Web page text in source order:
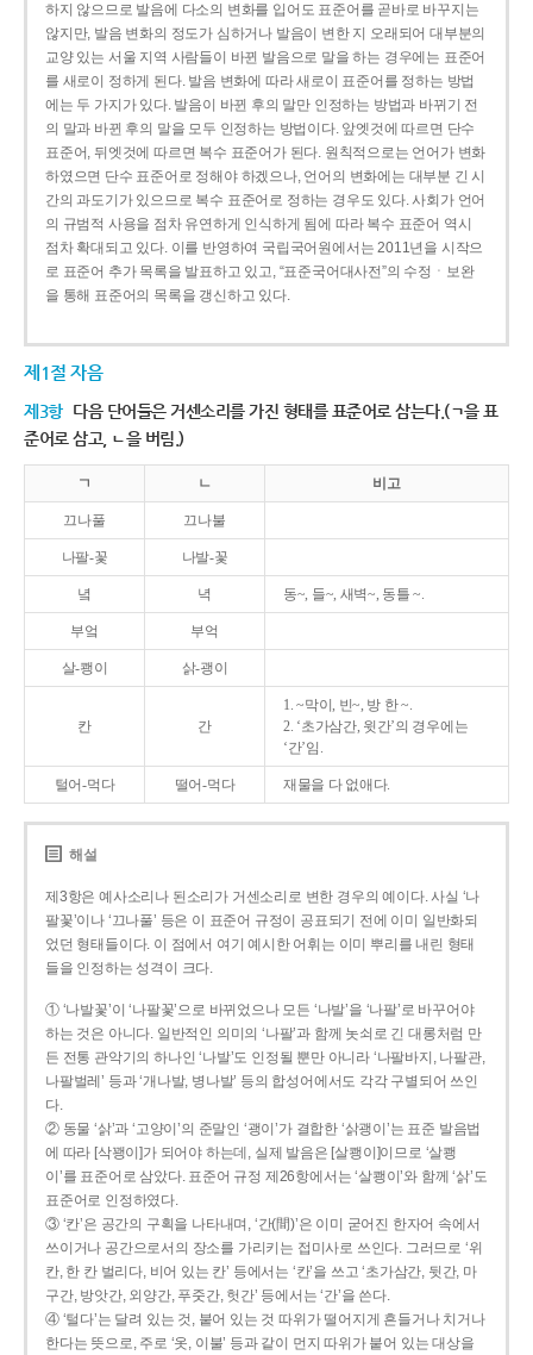
하지 않으므로 발음에 다소의 변화를 입어도 표준어를 곧바로 바꾸지는
않지만, 발음 변화의 정도가 심하거나 발음이 변한 지 오래되어 대부분의
교양 있는 서울 지역 사람들이 바뀐 발음으로 말을 하는 경우에는 표준어
를 새로이 정하게 된다. 발음 변화에 따라 새로이 표준어를 정하는 방법
에는 두 가지가 있다. 발음이 바뀐 후의 말만 인정하는 방법과 바뀌기 전
의 말과 바뀐 후의 말을 모두 인정하는 방법이다. 앞엣것에 따르면 단수
표준어, 뒤엣것에 따르면 복수 표준어가 된다. 원칙적으로는 언어가 변화
하였으면 단수 표준어로 정해야 하겠으나, 언어의 변화에는 대부분 긴 시
간의 과도기가 있으므로 복수 표준어로 정하는 경우도 있다. 사회가 언어
의 규범적 사용을 점차 유연하게 인식하게 됨에 따라 복수 표준어 역시
점차 확대되고 있다. 이를 반영하여 국립국어원에서는 2011년을 시작으
로 표준어 추가 목록을 발표하고 있고, “표준국어대사전”의 수정ㆍ보완
을 통해 표준어의 목록을 갱신하고 있다.
제1절 자음
제3항 다음 단어들은 거센소리를 가진 형태를 표준어로 삼는다.(ㄱ을 표
준어로 삼고, ㄴ을 버림.)
ㄱ ㄴ 비고
끄나풀 끄나불
나팔-꽃 나발-꽃
녘 녁 동~, 들~, 새벽~, 동틀 ~.
부엌 부억
살-쾡이 삵-괭이
칸 간
1. ~막이, 빈~, 방 한 ~.
2. ‘초가삼간, 윗간’의 경우에는
‘간’임.
털어-먹다 떨어-먹다 재물을 다 없애다.
해설
제3항은 예사소리나 된소리가 거센소리로 변한 경우의 예이다. 사실 ‘나
팔꽃’이나 ‘끄나풀’ 등은 이 표준어 규정이 공표되기 전에 이미 일반화되
었던 형태들이다. 이 점에서 여기 예시한 어휘는 이미 뿌리를 내린 형태
들을 인정하는 성격이 크다.
① ‘나발꽃’이 ‘나팔꽃’으로 바뀌었으나 모든 ‘나발’을 ‘나팔’로 바꾸어야
하는 것은 아니다. 일반적인 의미의 ‘나팔’과 함께 놋쇠로 긴 대롱처럼 만
든 전통 관악기의 하나인 ‘나발’도 인정될 뿐만 아니라 ‘나팔바지, 나팔관,
나팔벌레’ 등과 ‘개나발, 병나발’ 등의 합성어에서도 각각 구별되어 쓰인
다.
② 동물 ‘삵’과 ‘고양이’의 준말인 ‘괭이’가 결합한 ‘삵괭이’는 표준 발음법
에 따라 [삭꽹이]가 되어야 하는데, 실제 발음은 [살쾡이]이므로 ‘살쾡
이’를 표준어로 삼았다. 표준어 규정 제26항에서는 ‘살쾡이’와 함께 ‘삵’도
표준어로 인정하였다.
③ ‘칸’은 공간의 구획을 나타내며, ‘간(間)’은 이미 굳어진 한자어 속에서
쓰이거나 공간으로서의 장소를 가리키는 접미사로 쓰인다. 그러므로 ‘위
칸, 한 칸 벌리다, 비어 있는 칸’ 등에서는 ‘칸’을 쓰고 ‘초가삼간, 뒷간, 마
구간, 방앗간, 외양간, 푸줏간, 헛간’ 등에서는 ‘간’을 쓴다.
④ ‘털다’는 달려 있는 것, 붙어 있는 것 따위가 떨어지게 흔들거나 치거나
한다는 뜻으로, 주로 ‘옷, 이불’ 등과 같이 먼지 따위가 붙어 있는 대상을